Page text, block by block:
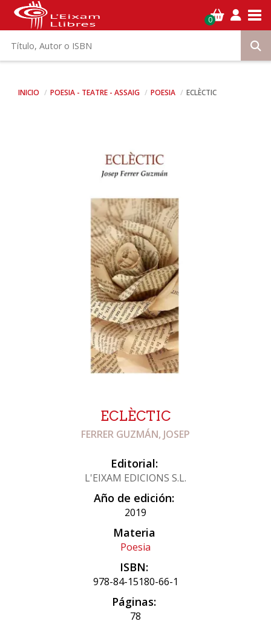
0
INICIO POESIA - TEATRE - ASSAIG POESIA ECLÈCTIC
ECLÈCTIC
FERRER GUZMÁN, JOSEP
Editorial:
L'EIXAM EDICIONS S.L.
Año de edición:
2019
Materia
Poesia
ISBN:
978-84-15180-66-1
Páginas:
78